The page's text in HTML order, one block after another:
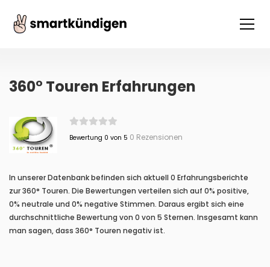
360° Touren Erfahrungen
Bewertung 0 von 5 0 Rezensionen
In unserer Datenbank befinden sich aktuell 0 Erfahrungsberichte
zur 360° Touren. Die Bewertungen verteilen sich auf 0% positive,
0% neutrale und 0% negative Stimmen. Daraus ergibt sich eine
durchschnittliche Bewertung von 0 von 5 Sternen. Insgesamt kann
man sagen, dass 360° Touren negativ ist.